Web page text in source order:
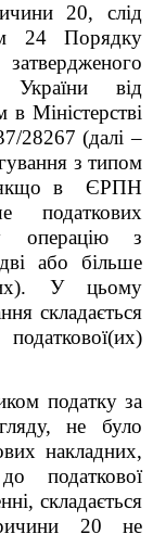
20, слід
24 Порядку
України від
Міністерстві
28267 (далі –
з типом
якщо в ЄРПН
податкових
операцію з
або більше
У цьому
складається
податку за
не було
накладних,
податкової
складається
20 не